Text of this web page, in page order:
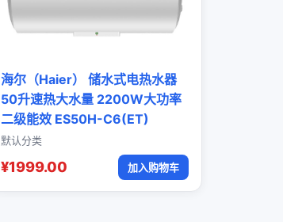
海尔（Haier） 储水式电热水器
50升速热大水量 2200W大功率
二级能效 ES50H-C6(ET)
默认分类
¥1999.00 加入购物车